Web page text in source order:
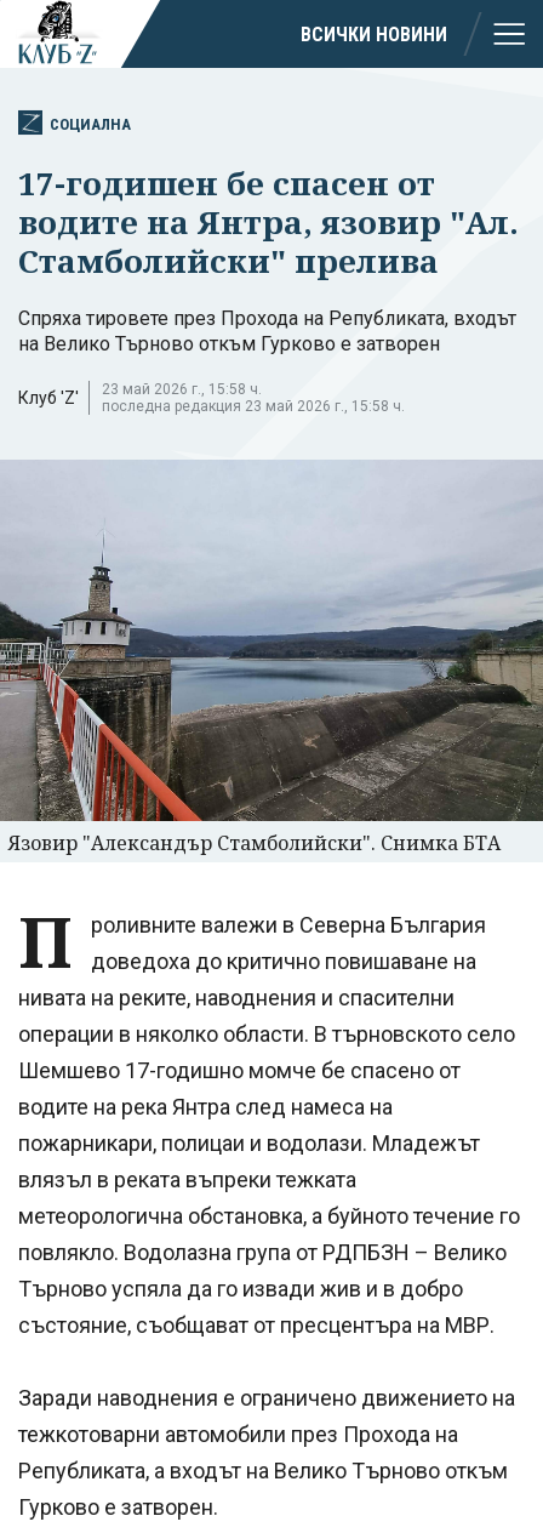
ВСИЧКИ НОВИНИ
СОЦИАЛНА
17-годишен бе спасен от
водите на Янтра, язовир "Ал.
Стамболийски" прелива
Спряха тировете през Прохода на Републиката, входът
на Велико Търново откъм Гурково е затворен
Клуб 'Z'
23 май 2026 г., 15:58 ч.
последна редакция 23 май 2026 г., 15:58 ч.
Язовир "Александър Стамболийски". Снимка БТА
П
роливните валежи в Северна България
доведоха до критично повишаване на
нивата на реките, наводнения и спасителни
операции в няколко области. В търновското село
Шемшево 17-годишно момче бе спасено от
водите на река Янтра след намеса на
пожарникари, полицаи и водолази. Младежът
влязъл в реката въпреки тежката
метеорологична обстановка, а буйното течение го
повлякло. Водолазна група от РДПБЗН – Велико
Търново успяла да го извади жив и в добро
състояние, съобщават от пресцентъра на МВР.
Заради наводнения е ограничено движението на
тежкотоварни автомобили през Прохода на
Републиката, а входът на Велико Търново откъм
Гурково е затворен.